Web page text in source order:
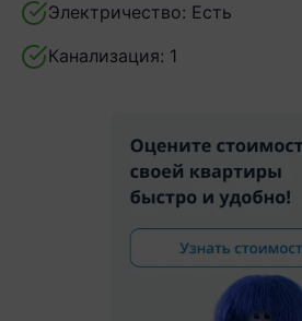
Электричество: Есть
Канализация: 1